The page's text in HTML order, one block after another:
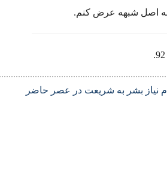
اصل شبهه عرض كنم.
نیاز بشر به شریعت در عصر حاضر